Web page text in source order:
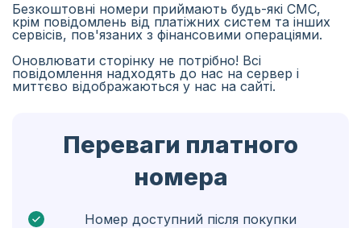
Чехія
Гвінея
Ефіопія
Кюрасао
Кіпр
Безкоштовні номери приймають будь-які СМС,
крім повідомлень від платіжних систем та інших
сервісів, пов'язаних з фінансовими операціями.
Оновлювати сторінку не потрібно! Всі
повідомлення надходять до нас на сервер і
миттєво відображаються у нас на сайті.
Переваги платного
номера
Номер доступний після покупки